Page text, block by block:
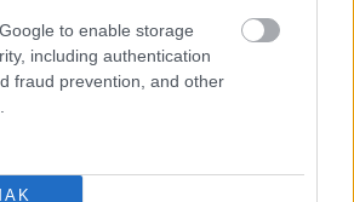
to enable storage
including authentication
fraud prevention, and other